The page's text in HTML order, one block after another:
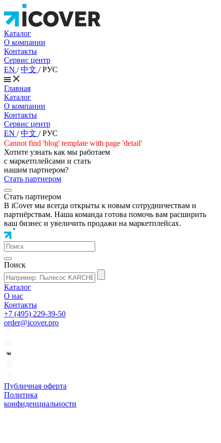
Каталог
О компании
Контакты
Сервис центр
EN /中文 /РУС
Главная
Каталог
О компании
Контакты
Сервис центр
EN /中文 /РУС
Cannot find 'blog' template with page 'detail'
Хотите узнать как мы работаем
с маркетплейсами и стать
нашим партнером?
Стать партнером
Стать партнером
В iCover мы всегда открыты к новым сотрудничествам и
партнёрствам. Наша команда готова помочь вам расширить
ваш бизнес и увеличить продажи на маркетплейсах.
Поиск
Каталог
О нас
Контакты
+7 (495) 229-39-50
order@icover.pro
Публичная оферта
Политика
конфиденциальности